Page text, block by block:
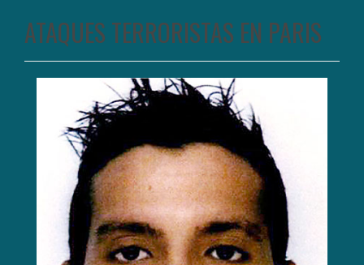
ATAQUES TERRORISTAS EN PARIS